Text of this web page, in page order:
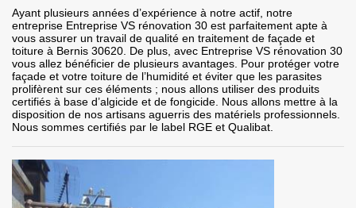
Ayant plusieurs années d’expérience à notre actif, notre
entreprise Entreprise VS rénovation 30 est parfaitement apte à
vous assurer un travail de qualité en traitement de façade et
toiture à Bernis 30620. De plus, avec Entreprise VS rénovation 30
vous allez bénéficier de plusieurs avantages. Pour protéger votre
façade et votre toiture de l’humidité et éviter que les parasites
prolifèrent sur ces éléments ; nous allons utiliser des produits
certifiés à base d’algicide et de fongicide. Nous allons mettre à la
disposition de nos artisans aguerris des matériels professionnels.
Nous sommes certifiés par le label RGE et Qualibat.